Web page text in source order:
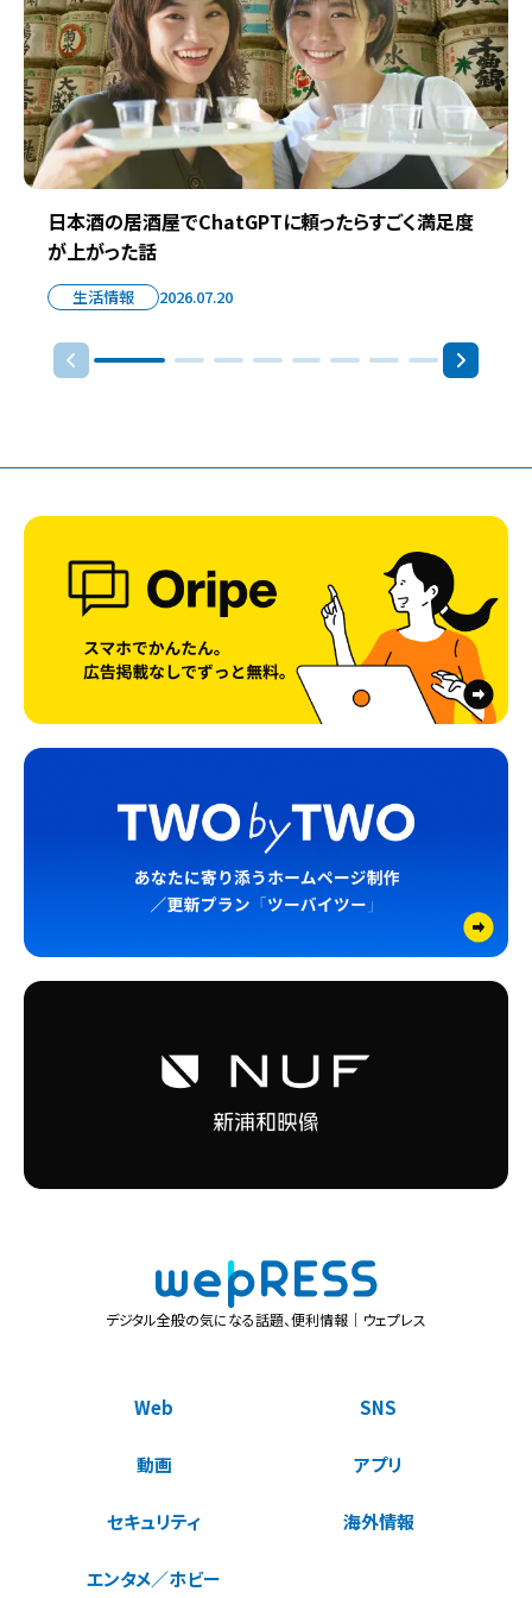
日本酒の居酒屋でChatGPTに頼ったらすごく満足度
が上がった話
生活情報 2026.07.20
デジタル全般の気になる話題、便利情報｜ウェプレス
Web SNS
動画 アプリ
セキュリティ 海外情報
エンタメ／ホビー